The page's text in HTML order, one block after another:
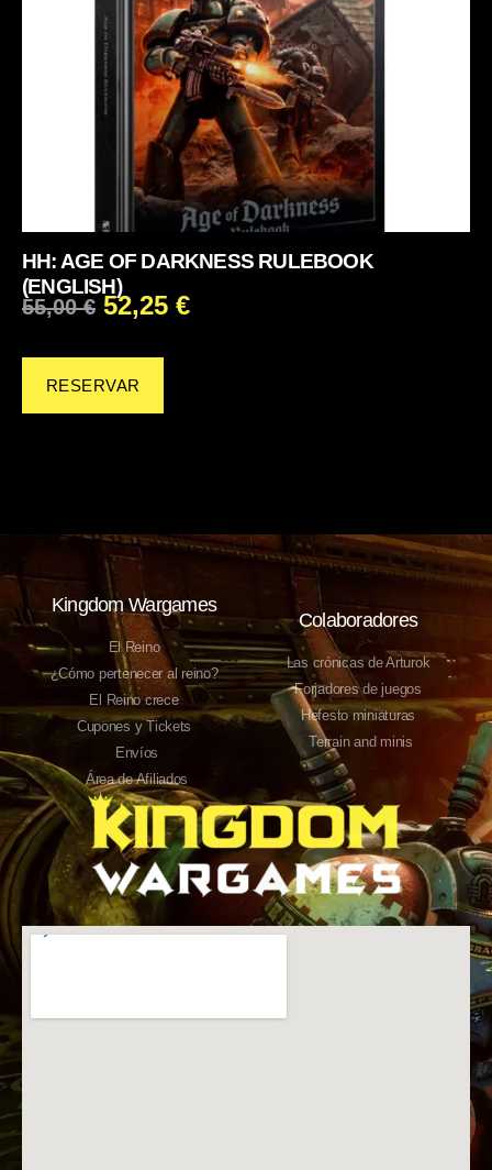
HH: AGE OF DARKNESS RULEBOOK
(ENGLISH)
55,00€ 52,25 €
RESERVAR
Kingdom Wargames
El Reino
¿Cómo pertenecer al reino?
El Reino crece
Cupones y Tickets
Envíos
Área de Afiliados
Colaboradores
Las crónicas de Arturok
Forjadores de juegos
Hefesto miniaturas
Terrain and minis